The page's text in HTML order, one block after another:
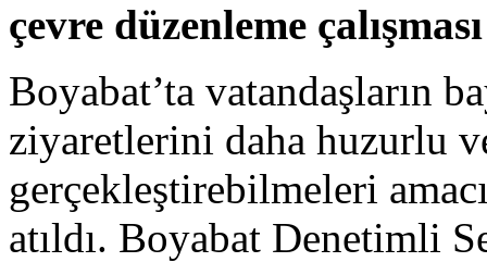
çevre düzenleme
Boyabat’ta vatandaşların
ziyaretlerini daha huzurlu
gerçekleştirebilmeleri
atıldı. Boyabat Denetimli